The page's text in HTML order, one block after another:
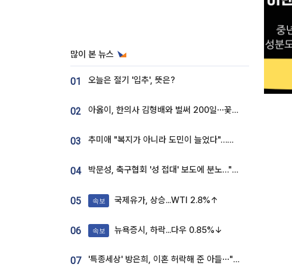
많이 본 뉴스
01 오늘은 절기 '입추', 뜻은?
02 아옳이, 한의사 김형배와 벌써 200일⋯꽃다발 들고 "프러포즈 아냐"
03 추미애 "복지가 아니라 도민이 늘었다"…재정난 책임론 정면돌파
04 박문성, 축구협회 '성 접대' 보도에 분노…"다 말아먹으려고 작정했나"
05 속보 국제유가, 상승...WTI 2.8%↑
06 속보 뉴욕증시, 하락...다우 0.85%↓
07 '특종세상' 방은희, 이혼 허락해 준 아들⋯"너무 잘 커줬다" 오열